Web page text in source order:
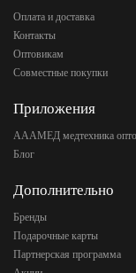
Оплата и доставка
Контакты
Оптовикам
Совместные покупки
Приложения
АААМЕД медтехника
Блог
Дополнительно
Бренды
Подарочные карты
Партнерская программа